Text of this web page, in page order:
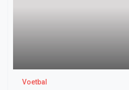
Voetbal